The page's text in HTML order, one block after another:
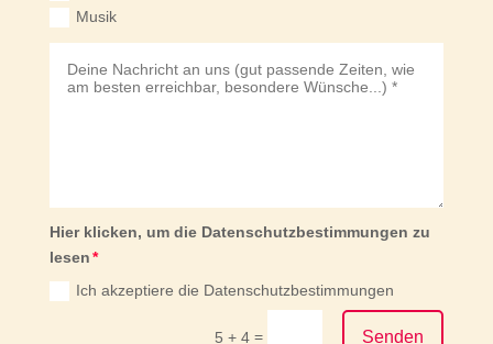
Musik
Hier klicken, um die Datenschutzbestimmungen zu
lesen
Ich akzeptiere die Datenschutzbestimmungen
5 + 4 = Senden